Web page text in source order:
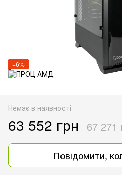
−6%
Немає в наявності
63 552 грн 67 271
Повідомити,